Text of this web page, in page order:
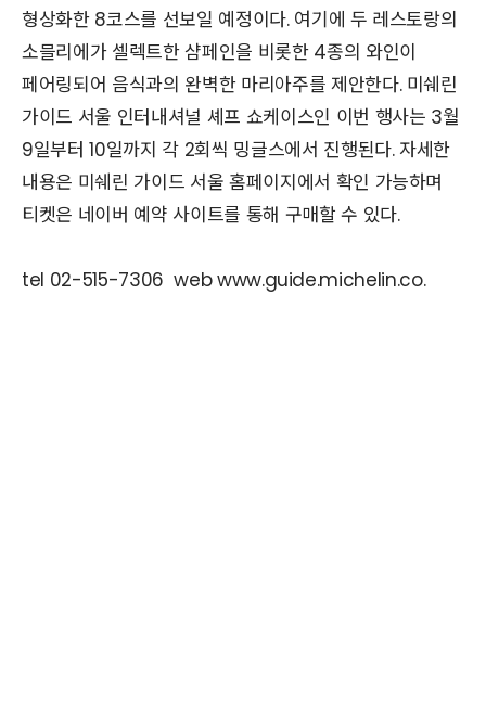
형상화한 8코스를 선보일 예정이다. 여기에 두 레스토랑의
소믈리에가 셀렉트한 샴페인을 비롯한 4종의 와인이
페어링되어 음식과의 완벽한 마리아주를 제안한다. 미쉐린
가이드 서울 인터내셔널 셰프 쇼케이스인 이번 행사는 3월
9일부터 10일까지 각 2회씩 밍글스에서 진행된다. 자세한
내용은 미쉐린 가이드 서울 홈페이지에서 확인 가능하며
티켓은 네이버 예약 사이트를 통해 구매할 수 있다.
tel 02-515-7306 web www.guide.michelin.co.